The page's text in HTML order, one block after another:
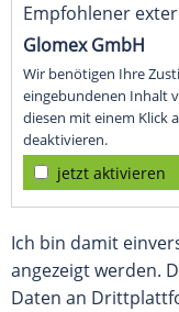
Empfohlener
Glomex GmbH
Wir benötigen Ihre
eingebundenen Inhalt
diesen mit einem Klick
deaktivieren.
jetzt aktivieren
Ich bin damit
angezeigt werden.
Daten an